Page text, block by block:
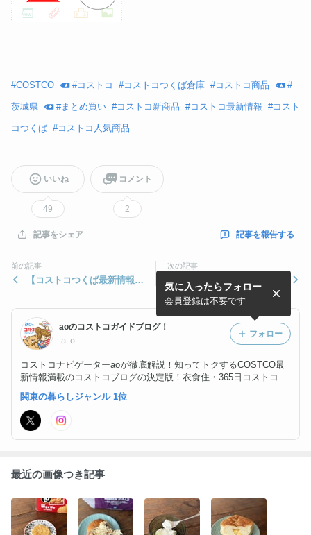
#COSTCO #コストコ #コストコつくば倉庫 #コストコ商品 #
茨城県 #まとめ買い #コストコ新商品 #コストコ最新情報 #コスト
コつくば #コストコ人気商品
いいね
49
コメント
2
記事をシェア 記事を報告する
前の記事
【コストコつくば最新情報】
次の記事
【お知らせ】最も売れてるコ
ストコ本に載せていただきま
した！！
aoのコストコガイドブログ！
ａｏ
コストコナビゲーターaoが徹底解説！知ってトクするCOSTCO最
新情報満載のコストコブログの決定版！衣食住・365日コストコ生
活！年間230万円以上1000商品以上試すコストコマニアが本気でジ
ャッジ！
気に入ったらフォロー
会員登録は不要です
フォロー
関東の暮らしジャンル 1位
最近の画像つき記事